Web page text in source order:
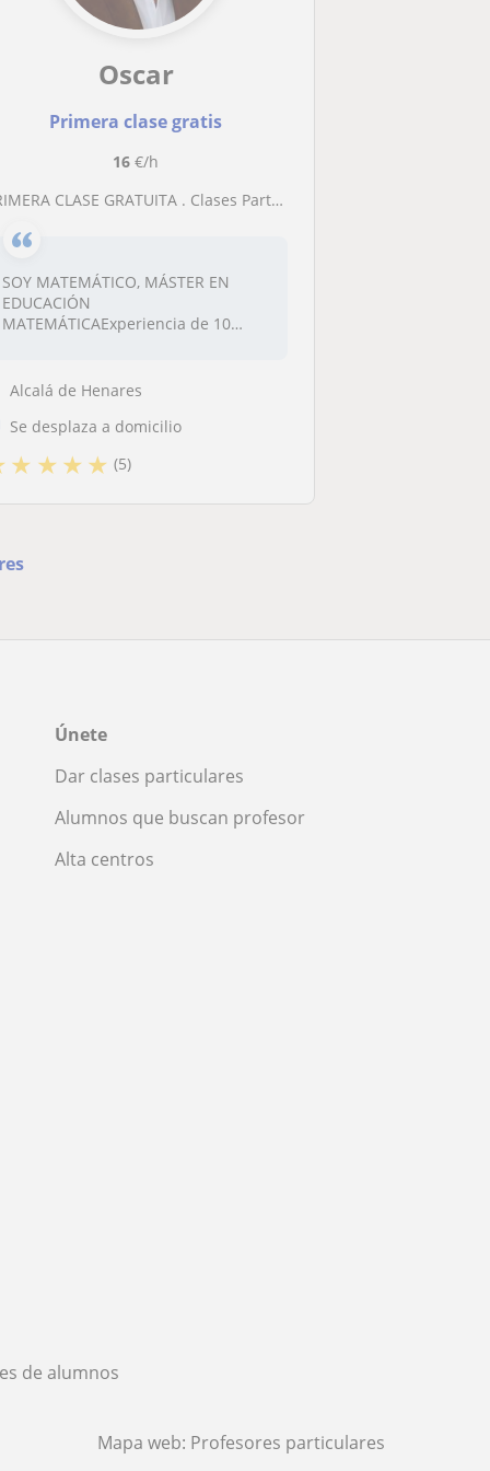
Oscar
Primera clase gratis
16 €/h
CLASE GRATUITA . Clases Particulares Matemáticas y Estadística. Clases con profesor Experimentado con 10 años de Experticia en Enseñanza
SOY MATEMÁTICO, MÁSTER EN
EDUCACIÓN
MATEMÁTICAExperiencia de 10
Alcalá de Henares
Se desplaza a domicilio
★ ★★★ (5)
Únete
Dar clases particulares
Alumnos que buscan profesor
Alta centros
de alumnos
Mapa web: Profesores particulares